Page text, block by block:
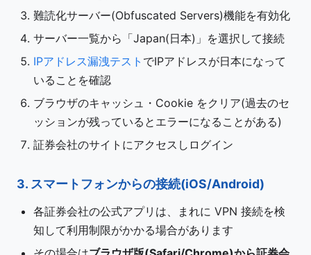
難読化サーバー(Obfuscated Servers)機能を有効化
サーバー一覧から「Japan(日本)」を選択して接続
IPアドレス漏洩テスト でIPアドレスが日本になって
いることを確認
ブラウザのキャッシュ・Cookie をクリア(過去のセ
ッションが残っているとエラーになることがある)
証券会社のサイトにアクセスしログイン
3. スマートフォンからの接続(iOS/Android)
各証券会社の公式アプリは、まれに VPN 接続を検
知して利用制限がかかる場合があります